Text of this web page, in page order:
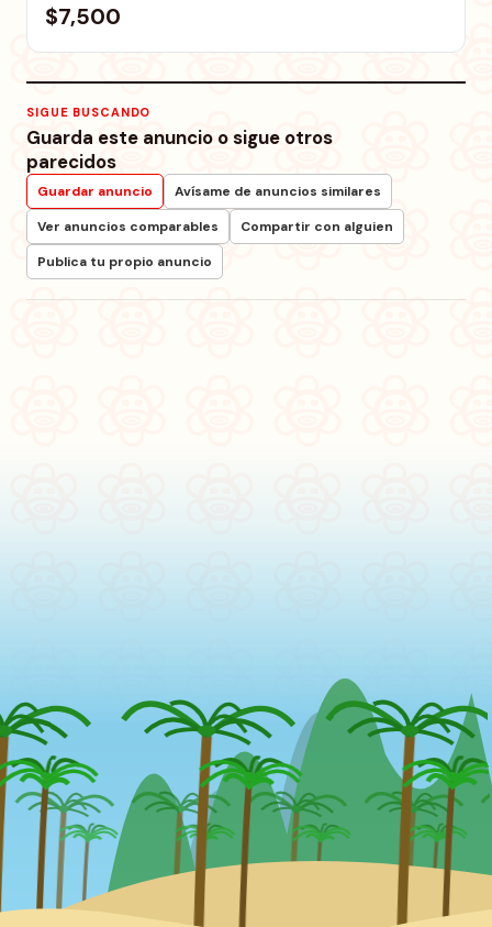
$7,500
SIGUE BUSCANDO
Guarda este anuncio o sigue otros
parecidos
Guardar anuncio
Avísame de anuncios similares
Ver anuncios comparables
Compartir con alguien
Publica tu propio anuncio